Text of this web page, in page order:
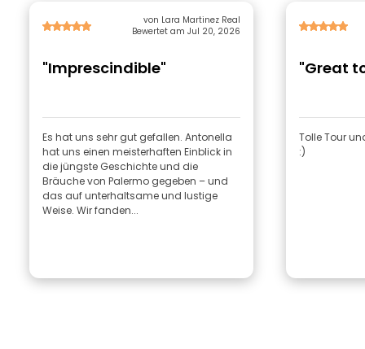
von Lara Martinez Real
Bewertet am Jul 20, 2026
"Imprescindible"
Es hat uns sehr gut gefallen. Antonella
hat uns einen meisterhaften Einblick in
die jüngste Geschichte und die
Bräuche von Palermo gegeben – und
das auf unterhaltsame und lustige
Weise. Wir fanden...
"Great
Tolle Tour
:)